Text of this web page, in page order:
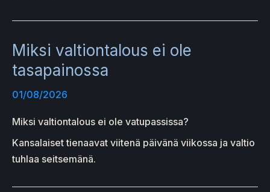
Miksi valtiontalous ei ole
tasapainossa
01/08/2026
Miksi valtiontalous ei ole vatupassissa?
Kansalaiset tienaavat viitenä päivänä viikossa ja valtio
tuhlaa seitsemänä.